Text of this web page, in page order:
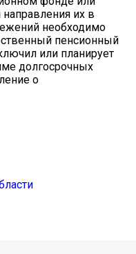
их в
необходимо
пенсионный
или планирует
долгосрочных
о